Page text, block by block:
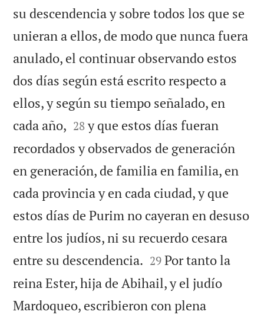
su descendencia y sobre todos los que se
unieran a ellos, de modo que nunca fuera
anulado, el continuar observando estos
dos días según está escrito respecto a
ellos, y según su tiempo señalado, en
cada año, 

28 y que estos días fueran
recordados y observados de generación
en generación, de familia en familia, en
cada provincia y en cada ciudad, y que
estos días de Purim no cayeran en desuso
entre los judíos, ni su recuerdo cesara
entre su descendencia. 

29 Por tanto la
reina Ester, hija de Abihail, y el judío
Mardoqueo, escribieron con plena